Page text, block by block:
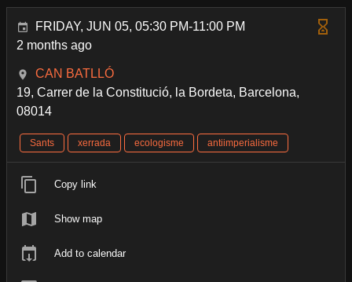
FRIDAY, JUN 05, 05:30 PM-11:00 PM
2 months ago
CAN BATLLÓ
19, Carrer de la Constitució, la Bordeta, Barcelona,
08014
Sants xerrada ecologisme antiimperialisme
Copy link
Show map
Add to calendar